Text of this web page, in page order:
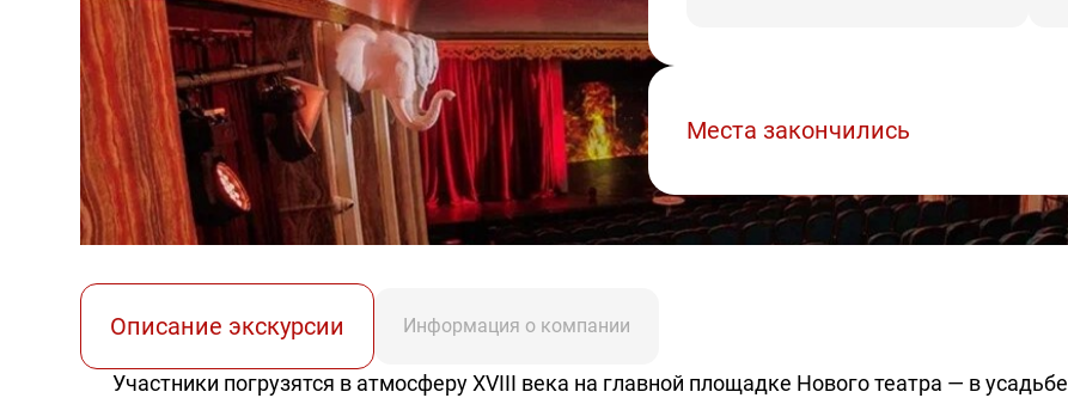
Места закончились
Описание экскурсии Информация о компании
Участники погрузятся в атмосферу XVIII века на главной площадке Нового театра — в усадьбе